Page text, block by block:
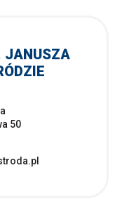
JANUSZA
50